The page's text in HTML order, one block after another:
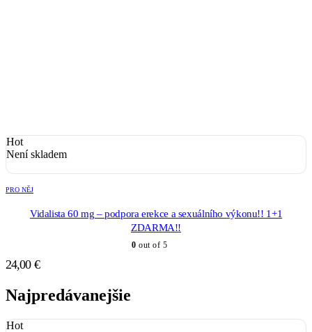
Hot
Není skladem
PRO NĚJ
Vidalista 60 mg – podpora erekce a sexuálního výkonu!! 1+1
ZDARMA!!
0 out of 5
24,00 €
Najpredávanejšie
Hot